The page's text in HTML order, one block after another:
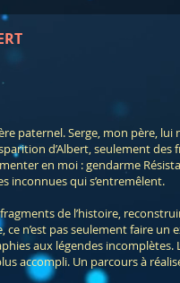
paternel. Serge, mon père, lui
d’Albert, seulement des
en moi : gendarme
inconnues qui s’entremêlent.
de l’histoire,
n’est pas seulement faire un
aux légendes incomplètes.
accompli. Un parcours à